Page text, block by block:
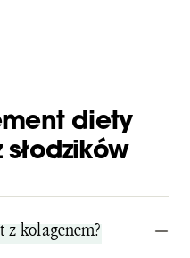
diety
z kolagenem?